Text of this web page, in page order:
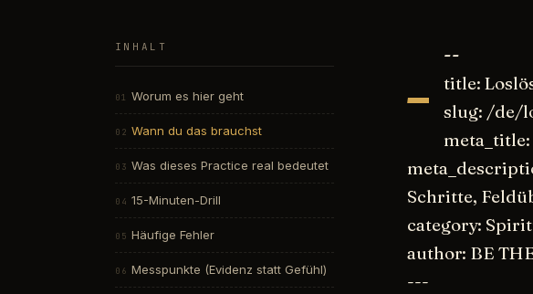
INHALT
Worum es hier geht
Wann du das brauchst
Was dieses Practice real bedeutet
15-Minuten-Drill
Häufige Fehler
Messpunkte (Evidenz statt Gefühl)
- --
title:
slug: /de/
Schritte,
category:
author: BE
---